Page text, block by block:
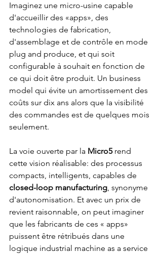
Imaginez une micro-usine capable
d'accueillir des «apps», des
technologies de fabrication,
d'assemblage et de contrôle en mode
plug and produce, et qui soit
configurable à souhait en fonction de
ce qui doit être produit. Un business
model qui évite un amortissement des
coûts sur dix ans alors que la visibilité
des commandes est de quelques mois
seulement.
La voie ouverte par la Micro5 rend
cette vision réalisable: des processus
compacts, intelligents, capables de
closed-loop manufacturing, synonyme
d'autonomisation. Et avec un prix de
revient raisonnable, on peut imaginer
que les fabricants de ces « apps»
puissent être rétribués dans une
logique industrial machine as a service